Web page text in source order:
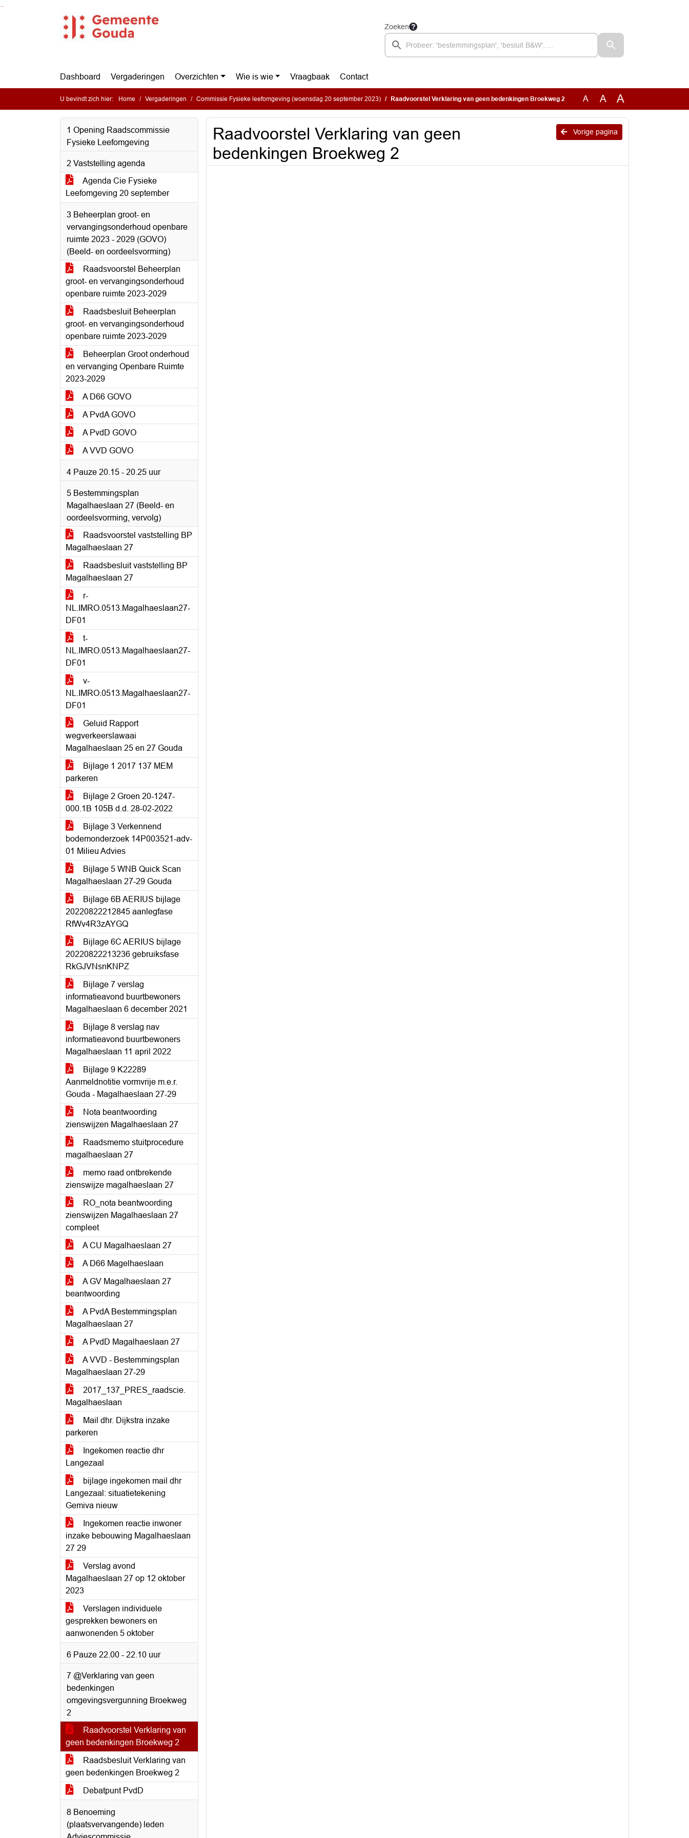
Ga naar de inhoud van deze pagina
Ga naar het zoeken
Ga naar het menu
Zoeken
Dashboard Vergaderingen Overzichten Wie is wie Vraagbaak Contact
U bevindt zich hier: Home Vergaderingen Commissie Fysieke leefomgeving (woensdag 20 september 2023) Raadvoorstel Verklaring van geen bedenkingen Broekweg 2 A A A
1 Opening Raadscommissie
Fysieke Leefomgeving
2 Vaststelling agenda
Agenda Cie Fysieke
Leefomgeving 20 september
3 Beheerplan groot- en
vervangingsonderhoud openbare
ruimte 2023 - 2029 (GOVO)
(Beeld- en oordeelsvorming)
Raadsvoorstel Beheerplan
groot- en vervangingsonderhoud
openbare ruimte 2023-2029
Raadsbesluit Beheerplan
groot- en vervangingsonderhoud
openbare ruimte 2023-2029
Beheerplan Groot onderhoud
en vervanging Openbare Ruimte
2023-2029
A D66 GOVO
A PvdA GOVO
A PvdD GOVO
A VVD GOVO
4 Pauze 20.15 - 20.25 uur
5 Bestemmingsplan
Magalhaeslaan 27 (Beeld- en
oordeelsvorming, vervolg)
Raadsvoorstel vaststelling BP
Magalhaeslaan 27
Raadsbesluit vaststelling BP
Magalhaeslaan 27
r-
NL.IMRO.0513.Magalhaeslaan27-
DF01
t-
NL.IMRO.0513.Magalhaeslaan27-
DF01
v-
NL.IMRO.0513.Magalhaeslaan27-
DF01
Geluid Rapport
wegverkeerslawaai
Magalhaeslaan 25 en 27 Gouda
Bijlage 1 2017 137 MEM
parkeren
Bijlage 2 Groen 20-1247-
000.1B 105B d.d. 28-02-2022
Bijlage 3 Verkennend
bodemonderzoek 14P003521-adv-
01 Milieu Advies
Bijlage 5 WNB Quick Scan
Magalhaeslaan 27-29 Gouda
Bijlage 6B AERIUS bijlage
20220822212845 aanlegfase
RfWv4R3zAYGQ
Bijlage 6C AERIUS bijlage
20220822213236 gebruiksfase
RkGJVNsnKNPZ
Bijlage 7 verslag
informatieavond buurtbewoners
Magalhaeslaan 6 december 2021
Bijlage 8 verslag nav
informatieavond buurtbewoners
Magalhaeslaan 11 april 2022
Bijlage 9 K22289
Aanmeldnotitie vormvrije m.e.r.
Gouda - Magalhaeslaan 27-29
Nota beantwoording
zienswijzen Magalhaeslaan 27
Raadsmemo stuitprocedure
magalhaeslaan 27
memo raad ontbrekende
zienswijze magalhaeslaan 27
RO_nota beantwoording
zienswijzen Magalhaeslaan 27
compleet
A CU Magalhaeslaan 27
A D66 Magelhaeslaan
A GV Magalhaeslaan 27
beantwoording
A PvdA Bestemmingsplan
Magalhaeslaan 27
A PvdD Magalhaeslaan 27
A VVD - Bestemmingsplan
Magalhaeslaan 27-29
2017_137_PRES_raadscie.
Magalhaeslaan
Mail dhr. Dijkstra inzake
parkeren
Ingekomen reactie dhr
Langezaal
bijlage ingekomen mail dhr
Langezaal: situatietekening
Gemiva nieuw
Ingekomen reactie inwoner
inzake bebouwing Magalhaeslaan
27 29
Verslag avond
Magalhaeslaan 27 op 12 oktober
2023
Verslagen individuele
gesprekken bewoners en
aanwonenden 5 oktober
6 Pauze 22.00 - 22.10 uur
7 @Verklaring van geen
bedenkingen
omgevingsvergunning Broekweg
2
Raadvoorstel Verklaring van
geen bedenkingen Broekweg 2
Raadsbesluit Verklaring van
geen bedenkingen Broekweg 2
Debatpunt PvdD
8 Benoeming
(plaatsvervangende) leden
Vorige pagina
Raadvoorstel Verklaring van geen
bedenkingen Broekweg 2